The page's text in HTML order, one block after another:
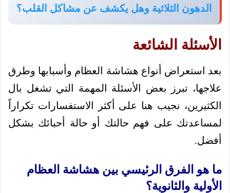
الدهون الثلاثية وهل يكشف عن مشاكل القلب؟
الأسئلة الشائعة
بعد استعراض أنواع هشاشة العظام وأسبابها وطرق
علاجها، تبرز بعض الأسئلة المهمة التي تشغل بال
الكثيرين، نجيب هنا على أكثر الاستفسارات تكراراً
لمساعدتك على فهم حالتك أو حالة أحبائك بشكل
أفضل.
ما هو الفرق الرئيسي بين هشاشة العظام
الأولية والثانوية؟